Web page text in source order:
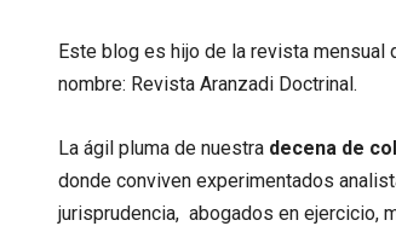
Este blog es hijo de la revista mensual
nombre: Revista Aranzadi Doctrinal.
La ágil pluma de nuestra decena de
donde conviven experimentados
jurisprudencia, abogados en ejercicio,